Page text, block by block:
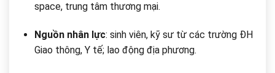
space, trung tâm thương mại.
Nguồn nhân lực: sinh viên, kỹ sư từ các trường ĐH
Giao thông, Y tế; lao động địa phương.